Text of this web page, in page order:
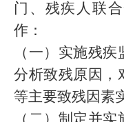
门、残疾人联
作：
（一）实施残
分析致残原因，
等主要致残因素
（二）制定并